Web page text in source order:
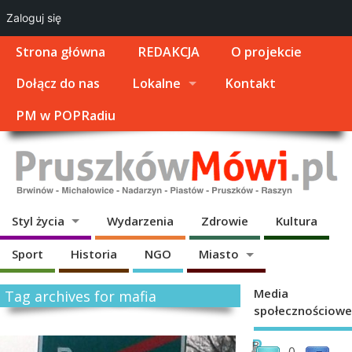
Strona główna REDAKCJA
O projekcie
Dołącz do nas
Lokalne
Kontakt
PM w POPRadiu
Styl życia Wydarzenia Zdrowie Kultura
Sport Historia NGO Miasto
Tag archives for mafia
P
B
Media
społecznościowe
Zaloguj się